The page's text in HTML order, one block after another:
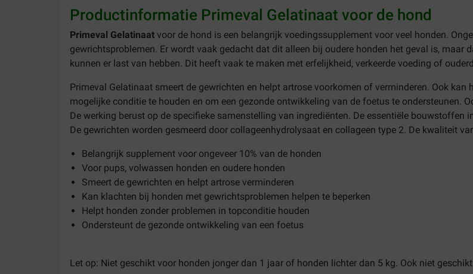
Productinformatie Primeval Gelatinaat voor de hond
Primeval Gelatinaat voor de hond is een belangrijk voedingssupplement voor veel honden.
gewrichtsproblemen. Er wordt vaak gedacht dat dit alleen bij oudere honden het geval is, maar
kunnen er last van hebben. Dit heeft vaak te maken met erfelijkheid, verkeerde voeding of
Primeval Gelatinaat smeert de gewrichten en helpt artrose voorkomen of verminderen. Ook
mogelijke conditie te houden en om een gezonde ontwikkeling van de foetus te ondersteunen.
De werking berust op de specifieke samenstelling van ingrediënten. De essentiële
De gewrichten worden gesmeerd door collageenhydrolysaat en collageen type 2. De kwaliteit
Belangrijk supplement voor ongeveer 10% van de honden
Voor pups, volwassen honden en oudere honden
Smeert de gewrichten en helpt artrose verminderen
Kan klachten bij honden met gewrichtsproblemen helpen te beperken
Helpt honden zonder problemen in topconditie houden
Ondersteunt de gezonde ontwikkeling van een foetus
Let op: Niet geschikt voor honden jonger dan 1 jaar of honden lichter dan 5 kg. Ook niet